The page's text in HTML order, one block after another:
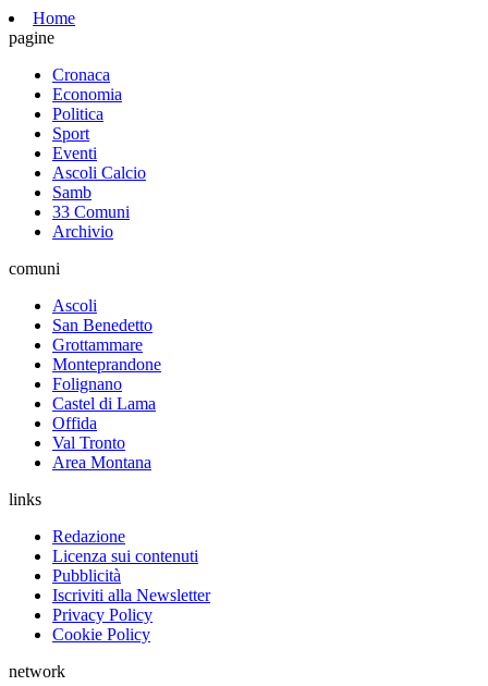
Home
pagine
Cronaca
Economia
Politica
Sport
Eventi
Ascoli Calcio
Samb
33 Comuni
Archivio
comuni
Ascoli
San Benedetto
Grottammare
Monteprandone
Folignano
Castel di Lama
Offida
Val Tronto
Area Montana
links
Redazione
Licenza sui contenuti
Pubblicità
Iscriviti alla Newsletter
Privacy Policy
Cookie Policy
network